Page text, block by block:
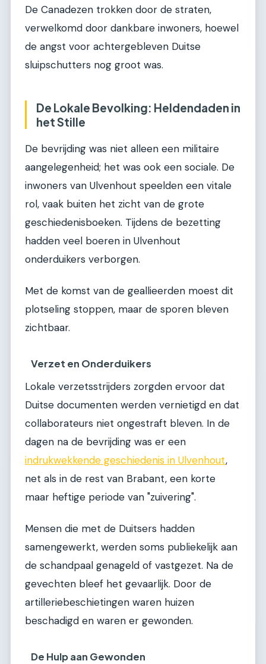
De Canadezen trokken door de straten,
verwelkomd door dankbare inwoners, hoewel
de angst voor achtergebleven Duitse
sluipschutters nog groot was.
De Lokale Bevolking: Heldendaden in
het Stille
De bevrijding was niet alleen een militaire
aangelegenheid; het was ook een sociale. De
inwoners van Ulvenhout speelden een vitale
rol, vaak buiten het zicht van de grote
geschiedenisboeken. Tijdens de bezetting
hadden veel boeren in Ulvenhout
onderduikers verborgen.
Met de komst van de geallieerden moest dit
plotseling stoppen, maar de sporen bleven
zichtbaar.
Verzet en Onderduikers
Lokale verzetsstrijders zorgden ervoor dat
Duitse documenten werden vernietigd en dat
collaborateurs niet ongestraft bleven. In de
dagen na de bevrijding was er een
indrukwekkende geschiedenis in Ulvenhout,
net als in de rest van Brabant, een korte
maar heftige periode van "zuivering".
Mensen die met de Duitsers hadden
samengewerkt, werden soms publiekelijk aan
de schandpaal genageld of vastgezet. Na de
gevechten bleef het gevaarlijk. Door de
artilleriebeschietingen waren huizen
beschadigd en waren er gewonden.
De Hulp aan Gewonden